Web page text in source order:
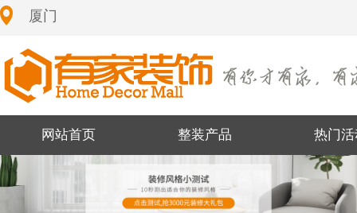
厦门
网站首页 整装产品 热门活